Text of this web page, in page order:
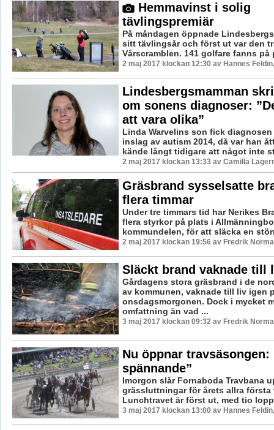
Hemmavinst i solig
tävlingspremiär
På måndagen öppnade
sitt tävlingsår och först ut var den
Vårscramblen. 141 golfare fanns på
2 maj 2017 klockan 12:30 av Hannes
Lindesbergsmamman
om sonens diagnoser:
att vara olika”
Linda Warvelins son fick diagnosen
inslag av autism 2014, då var han
kände långt tidigare att något inte
2 maj 2017 klockan 13:33 av Camilla
Gräsbrand sysselsatte
flera timmar
Under tre timmars tid har Nerikes
flera styrkor på plats i
kommundelen, för att släcka en
2 maj 2017 klockan 19:56 av Fredrik
Släckt brand vaknade till
Gårdagens stora gräsbrand i de
av kommunen, vaknade till liv igen
onsdagsmorgonen. Dock i mycket
omfattning än vad ...
3 maj 2017 klockan 09:32 av Fredrik
Nu öppnar
spännande”
Imorgon slår Fornaboda Travbana
grässluttningar för årets allra första
Lunchtravet är först ut, med tio
3 maj 2017 klockan 13:00 av Hannes